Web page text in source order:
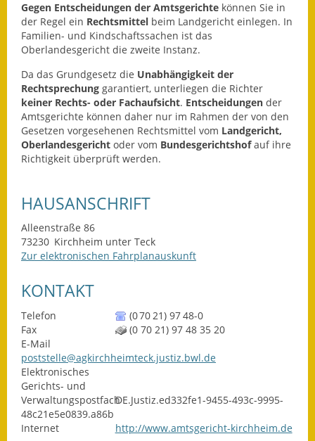
Behördenadressen
Beratungsstellen im
Landkreis
Dienstleistungen
Formulare
Fundbehörde
Sitzungsberichte 2016
Sitzungsberichte 2019
Sitzungsberichte 2020
Haushalt & Finanzen
Gegen Entscheidungen der Amtsgerichte können Sie in
der Regel ein Rechtsmittel beim Landgericht einlegen. In
Familien- und Kindschaftssachen ist das
Oberlandesgericht die zweite Instanz.
Da das Grundgesetz die Unabhängigkeit der
Rechtsprechung garantiert, unterliegen die Richter
keiner Rechts- oder Fachaufsicht. Entscheidungen der
Amtsgerichte können daher nur im Rahmen der von den
Gesetzen vorgesehenen Rechtsmittel vom Landgericht,
Oberlandesgericht oder vom Bundesgerichtshofauf ihre
Richtigkeit überprüft werden.
HAUSANSCHRIFT
Alleenstraße 86
73230 Kirchheim unter Teck
Zur elektronischen Fahrplanauskunft
KONTAKT
Telefon (070 21) 9748-0
Fax
(0 70 21) 97 48 35 20
E-Mail
poststelle@agkirchheimteck.justiz.bwl.de
Elektronisches
Gerichts- und
VerwaltungspostfachDE.Justiz.ed332fe1-9455-493c-9995-
48c21e5e0839.a86b
Internet
http://www.amtsgericht-kirchheim.de